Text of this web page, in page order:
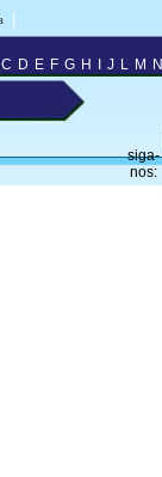
|
siga-
nos:
C D E F G H J L M N